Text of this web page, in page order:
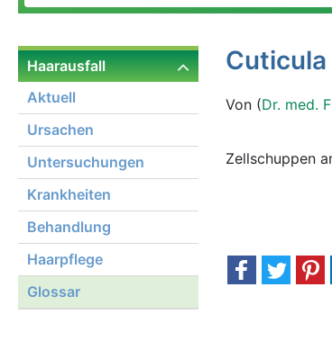
Haarausfall
Aktuell
Ursachen
Untersuchungen
Krankheiten
Behandlung
Haarpflege
Glossar
Cuticula
Von (Dr. med.
Zellschuppen